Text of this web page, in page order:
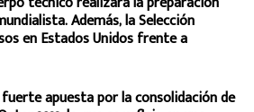
Además, la Selección
en Estados Unidos frente a
apuesta por la consolidación de